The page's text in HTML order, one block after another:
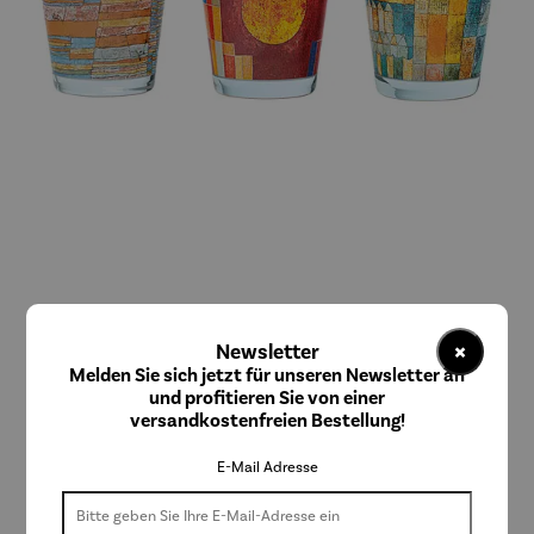
Glas-Windlichter mit Künstlermotiven 3er Set -
Paul Klee
110,00 €
×
Newsletter
Melden Sie sich jetzt für unseren Newsletter an
und profitieren Sie von einer
versandkostenfreien Bestellung!
E-Mail Adresse